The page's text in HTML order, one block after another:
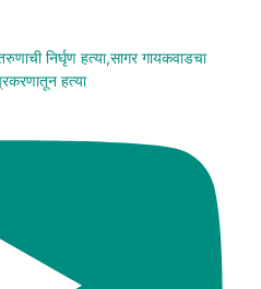
निर्घृण हत्या,सागर गायकवाडचा
हत्या